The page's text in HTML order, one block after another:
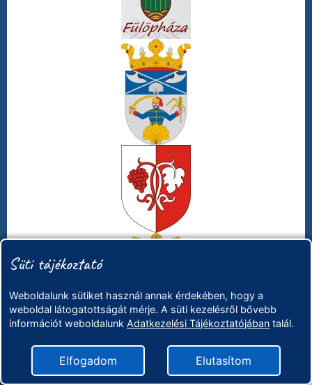
Süti tájékoztató
Weboldalunk sütiket használ annak érdekében, hogy a
weboldal látogatottságát mérje. A süti kezelésről bővebb
információt weboldalunkAdatkezelési Tájékoztatójában talál.
Elfogadom Elutasítom